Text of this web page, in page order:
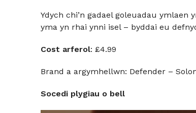
Ydych chi’n gadael goleuadau ymlaen
yma yn rhai ynni isel – byddai eu
Cost arferol: £4.99
Brand a argymhellwn: Defender –
Socedi plygiau o bell